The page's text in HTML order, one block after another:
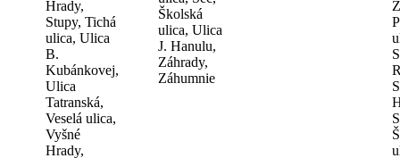
Hrady,
Stupy, Tichá
ulica, Ulica
B.
Kubánkovej,
Ulica
Tatranská,
Veselá ulica,
Vyšné
Hrady,
Školská
ulica, Ulica
J. Hanulu,
Záhrady,
Záhumnie